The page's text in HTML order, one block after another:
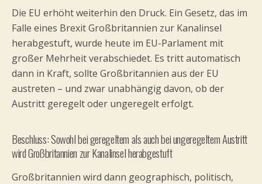
Die EU erhöht weiterhin den Druck. Ein Gesetz, das im
Falle eines Brexit Großbritannien zur Kanalinsel
herabgestuft, wurde heute im EU-Parlament mit
großer Mehrheit verabschiedet. Es tritt automatisch
dann in Kraft, sollte Großbritannien aus der EU
austreten – und zwar unabhängig davon, ob der
Austritt geregelt oder ungeregelt erfolgt.
Beschluss: Sowohl bei geregeltem als auch bei ungeregeltem Austritt
wird Großbritannien zur Kanalinsel herabgestuft
Großbritannien wird dann geographisch, politisch,